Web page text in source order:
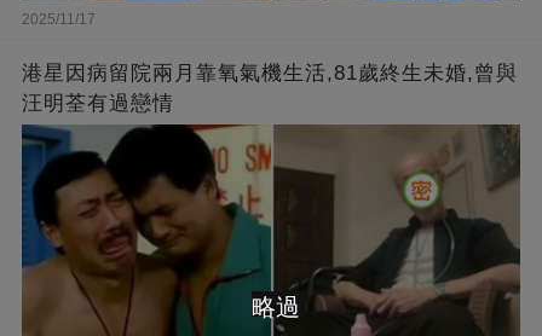
2025/11/17
港星因病留院兩月靠氧氣機生活,81歲終生未婚,曾與
汪明荃有過戀情
略過